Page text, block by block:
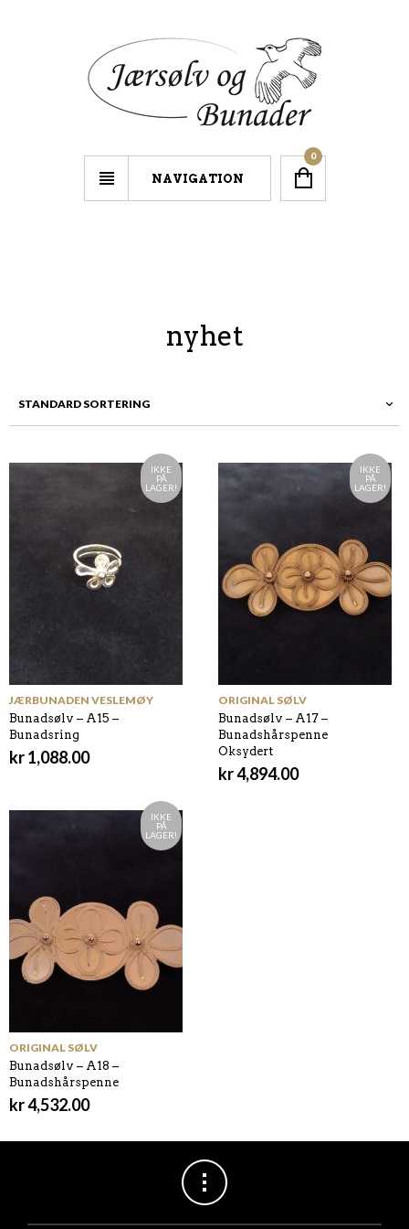
NAVIGATION
0
nyhet
IKKE
PÅ
LAGER!
JÆRBUNADEN VESLEMØY
Bunadsølv – A15 –
Bunadsring
kr1,088.00
IKKE
PÅ
LAGER!
ORIGINAL SØLV
Bunadsølv – A17 –
Bunadshårspenne
Oksydert
kr4,894.00
IKKE
PÅ
LAGER!
ORIGINAL SØLV
Bunadsølv – A18 –
Bunadshårspenne
kr4,532.00